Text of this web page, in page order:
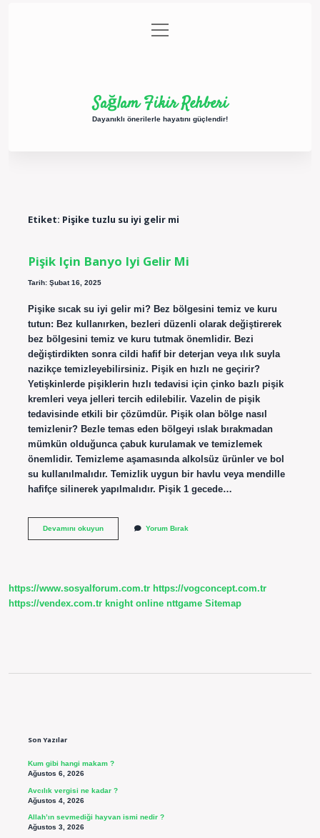
Gizlilik Politikası
menüyü
aç
Sağlam Fikir Rehberi
Dayanıklı önerilerle hayatını güçlendir!
Etiket: Pişike tuzlu su iyi gelir mi
Pişik Için Banyo Iyi Gelir Mi
Tarih: Şubat 16, 2025
Pişike sıcak su iyi gelir mi? Bez bölgesini temiz ve kuru
tutun: Bez kullanırken, bezleri düzenli olarak değiştirerek
bez bölgesini temiz ve kuru tutmak önemlidir. Bezi
değiştirdikten sonra cildi hafif bir deterjan veya ılık suyla
nazikçe temizleyebilirsiniz. Pişik en hızlı ne geçirir?
Yetişkinlerde pişiklerin hızlı tedavisi için çinko bazlı pişik
kremleri veya jelleri tercih edilebilir. Vazelin de pişik
tedavisinde etkili bir çözümdür. Pişik olan bölge nasıl
temizlenir? Bezle temas eden bölgeyi ıslak bırakmadan
mümkün olduğunca çabuk kurulamak ve temizlemek
önemlidir. Temizleme aşamasında alkolsüz ürünler ve bol
su kullanılmalıdır. Temizlik uygun bir havlu veya mendille
hafifçe silinerek yapılmalıdır. Pişik 1 gecede…
Devamını okuyunPişik
Yorum Bırak
https://www.sosyalforum.com.tr https://vogconcept.com.tr
https://vendex.com.tr knight online nttgame Sitemap
Son Yazılar
Kum gibi hangi makam ?
Ağustos 6, 2026
Avcılık vergisi ne kadar ?
Ağustos 4, 2026
Allah’ın sevmediği hayvan ismi nedir ?
Ağustos 3, 2026